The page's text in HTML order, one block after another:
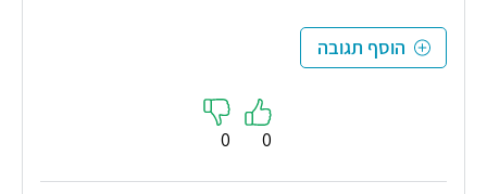
הוסף תגובה
0
0